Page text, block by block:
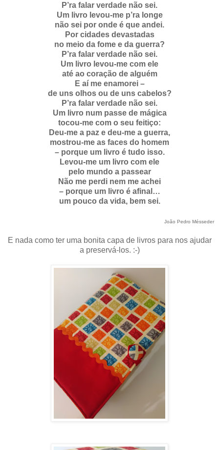
P’ra falar verdade não sei.
Um livro levou-me p’ra longe
não sei por onde é que andei.
Por cidades devastadas
no meio da fome e da guerra?
P’ra falar verdade não sei.
Um livro levou-me com ele
até ao coração de alguém
E aí me enamorei –
de uns olhos ou de uns cabelos?
P’ra falar verdade não sei.
Um livro num passe de mágica
tocou-me com o seu feitiço:
Deu-me a paz e deu-me a guerra,
mostrou-me as faces do homem
– porque um livro é tudo isso.
Levou-me um livro com ele
pelo mundo a passear
Não me perdi nem me achei
– porque um livro é afinal…
um pouco da vida, bem sei.
João Pedro Mésseder
E nada como ter uma bonita capa de livros para nos ajudar
a preservá-los. :-)